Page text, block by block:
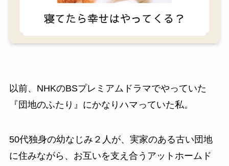
以前、NHKのBSプレミアムドラマでやっていた
『団地のふたり』にかなりハマっていた私。
50代独身の幼なじみ２人が、実家のある古い団地
に住みながら、お互いを支え合うアットホームド